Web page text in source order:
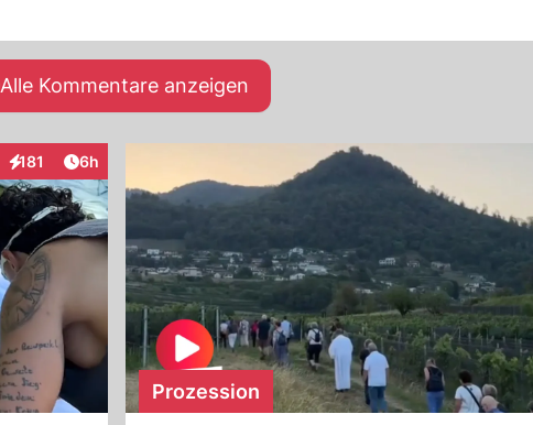
Alle Kommentare anzeigen
181
InteraktionenArtikel veröffentlicht:
6h
Prozession